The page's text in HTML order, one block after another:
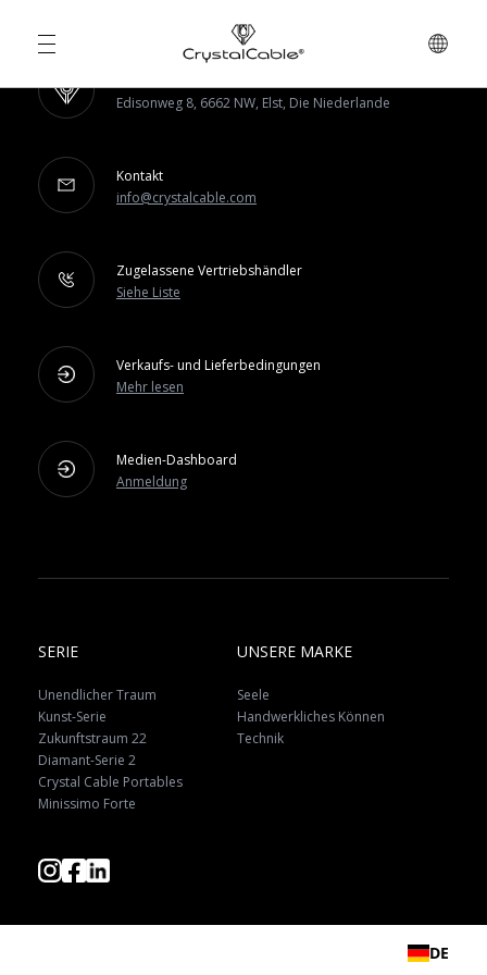
Edisonweg 8, 6662 NW, Elst, Die Niederlande
Kontakt
info@crystalcable.com
Zugelassene Vertriebshändler
Siehe Liste
Verkaufs- und Lieferbedingungen
Mehr lesen
Medien-Dashboard
Anmeldung
SERIE
Unendlicher Traum
Kunst-Serie
Zukunftstraum 22
Diamant-Serie 2
Crystal Cable Portables
Minissimo Forte
UNSERE MARKE
Seele
Handwerkliches Können
Technik
DE